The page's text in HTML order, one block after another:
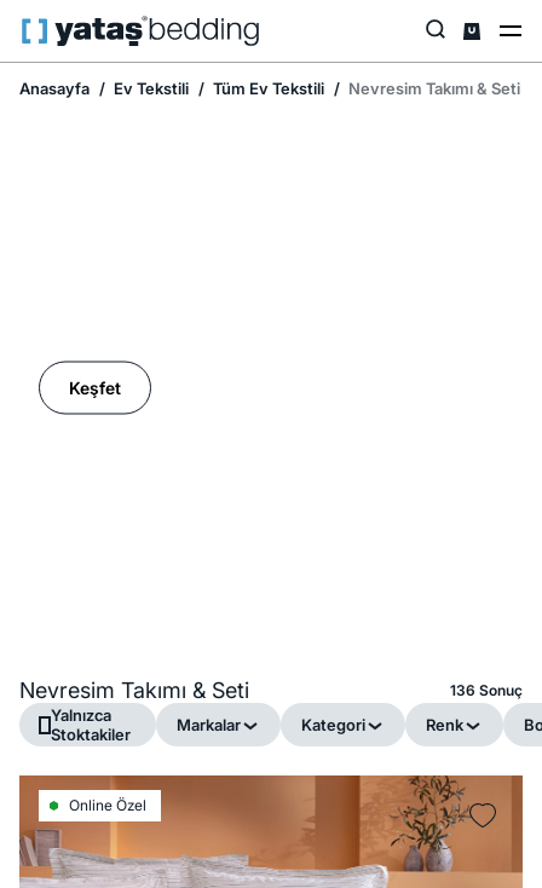
Anasayfa Ev Tekstili Tüm Ev Tekstili Nevresim Takımı & Seti
Keşfet
Nevresim Takımı & Seti 136 Sonuç
Yalnızca
Stoktakiler
Markalar Kategori Renk
Online Özel